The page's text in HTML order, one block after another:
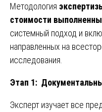
Методология
стоимости
системный подход и
направленных на
исследования.
Этап 1:
Эксперт изучает все